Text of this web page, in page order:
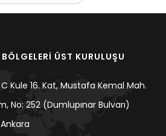
ÜST KURULUŞU
C Kule 16. Kat, Mustafa Kemal Mah.
No: 252 (Dumlupınar Bulvarı)